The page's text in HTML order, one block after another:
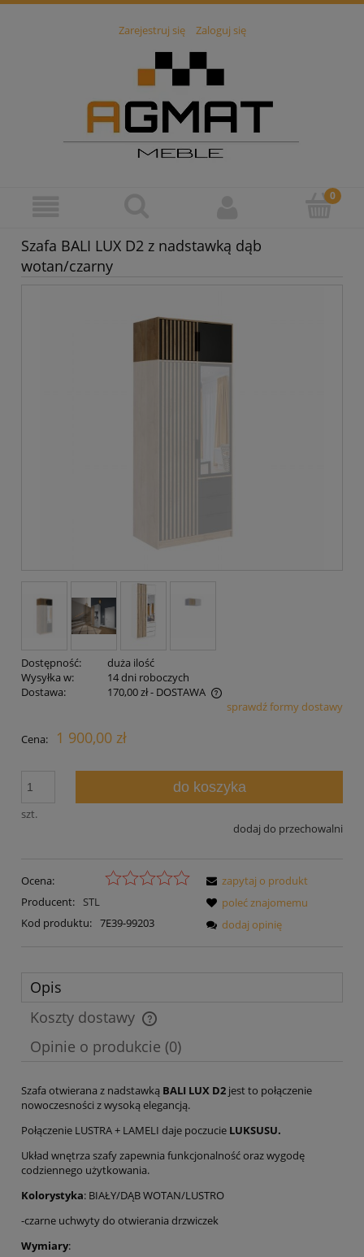
Zarejestruj się Zaloguj się
Szafa BALI LUX D2 z nadstawką dąb
wotan/czarny
Dostępność:
duża ilość
Wysyłka w:
14 dni roboczych
Dostawa:
170,00 zł- DOSTAWA
Cena nie zawiera ewentualnych kosztów płatnościsprawdź formy dostawy
Cena: 1 900,00 zł
szt.
do koszyka
dodaj do przechowalni
Ocena:
Producent:
STL
Kod produktu: 7E39-99203
zapytaj o produkt
poleć znajomemu
dodaj opinię
Opis
Koszty dostawy
Cena nie zawiera ewentualnych kosztów płatności
Opinie o produkcie (0)
Szafa otwierana z nadstawką BALI LUX D2 jest to połączenie
nowoczesności z wysoką elegancją.
Połączenie LUSTRA + LAMELI daje poczucie LUKSUSU.
Układ wnętrza szafy zapewnia funkcjonalność oraz wygodę
codziennego użytkowania.
Kolorystyka: BIAŁY/DĄB WOTAN/LUSTRO
-czarne uchwyty do otwierania drzwiczek
Wymiary: